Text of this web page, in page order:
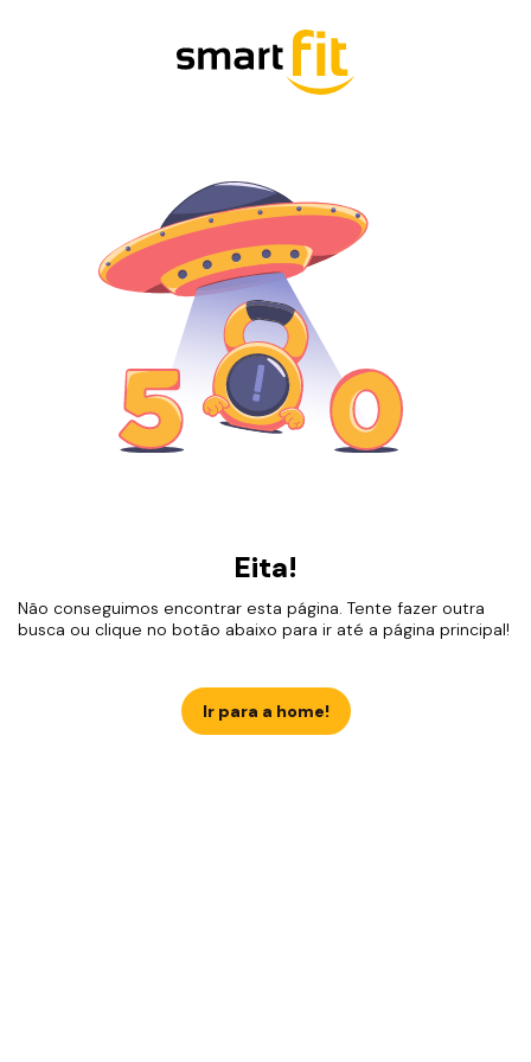
Eita!
Não conseguimos encontrar esta página. Tente fazer outra
busca ou clique no botão abaixo para ir até a página principal!
Ir para a home!